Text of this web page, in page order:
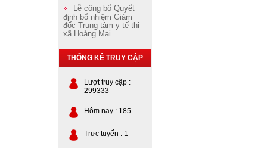
Lễ công bố Quyết
định bổ nhiệm Giám
đốc Trung tâm y tế thị
xã Hoàng Mai
THỐNG KÊ TRUY CẬP
Lượt truy cập :
299333
Hôm nay : 185
Trực tuyến : 1